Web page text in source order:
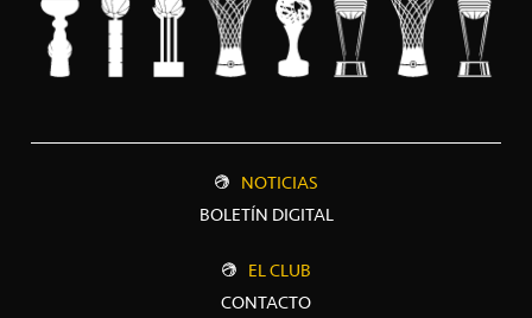
NOTICIAS
BOLETÍN DIGITAL
EL CLUB
CONTACTO